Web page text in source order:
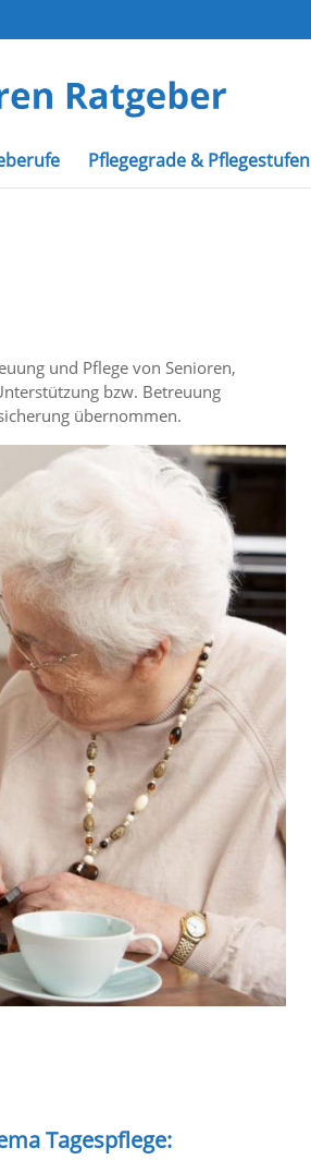
Pflegegrade & Pflegestufen
und Pflege von Senioren,
bzw. Betreuung
übernommen.
Tagespflege: